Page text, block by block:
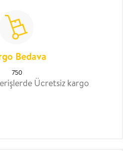
Bedava
750
Ücretsiz kargo